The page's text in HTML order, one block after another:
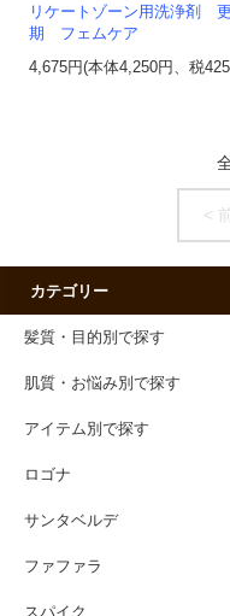
リケートゾーン用洗浄剤
期 フェムケア
4,675円(本体4,250円、税
<
カテゴリー
髪質・目的別で探す
肌質・お悩み別で探す
アイテム別で探す
ロゴナ
サンタベルデ
ファファラ
スパイク